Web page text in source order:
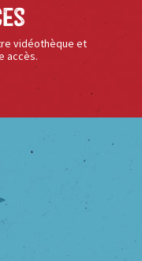
vidéothèque et
accès.